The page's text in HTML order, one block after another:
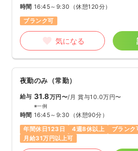
時間 16:45～9:30 （休憩120分）
ブランク可
気になる
夜勤のみ（常勤）
給与 31.8万円〜/月 賞与10.0万円〜
※一例
時間 16:45～9:30 （休憩90分）
年間休日123日
4週8休以上
ブランク
月給31万円以上可